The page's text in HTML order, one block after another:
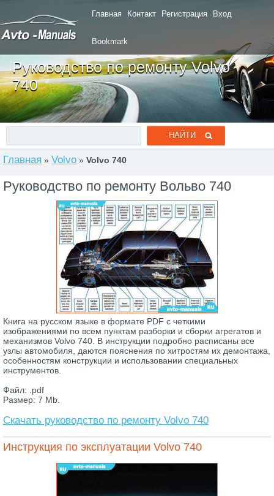
Главная Контакт Регистрация Вход
Bookmark
Руководство по ремонту Volvo
740
Главная » Volvo » Volvo 740
Руководство по ремонту Вольво 740
Книга на русском языке в формате PDF с четкими
изображениями по всем пунктам разборки и сборки агрегатов и
механизмов Volvo 740. В инструкции подробно расписаны все
узлы автомобиля, даются пояснения по хитростям их демонтажа,
особенностям конструкции и использовании специальных
инструментов.
Файл: .pdf
Размер: 7 Mb.
Скачать руководство по ремонту Volvo 740
Инструкция по эксплуатации Volvo 740